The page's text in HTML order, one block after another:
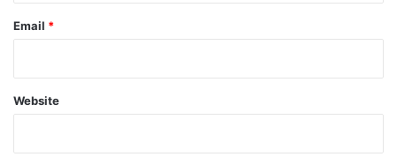
Email *
Website